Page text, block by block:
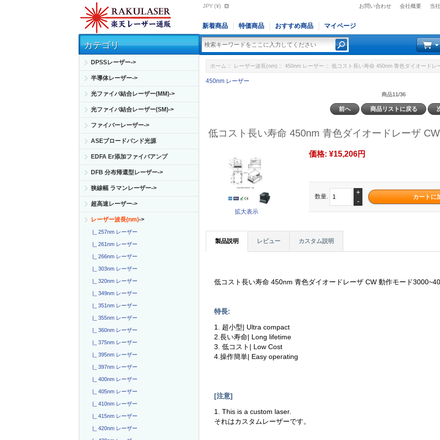
お問い合わせ 会社概要 当
JPY (¥)
新着商品 特価商品 おすすめ商品 マイページ
カテゴリ
DPSSレーザー->
半導体レーザー->
光ファイバ結合レーザー(MM)->
光ファイバ結合レーザー(SM)->
ファイバーレーザー->
ASEブロードバンド光源
EDFA Er添加ファイバアンプ
DFB 分布帰還型レーザー->
狭線幅 ラマンレーザー->
超高速レーザー->
レーザー波長(nm)->
|_ 257nm レーザー
|_ 261nm レーザー
|_ 266nm レーザー
|_ 303nm レーザー
|_ 320nm レーザー
|_ 349nm レーザー
|_ 351nm レーザー
|_ 355nm レーザー
|_ 360nm レーザー
|_ 375nm レーザー
|_ 395nm レーザー
|_ 397nm レーザー
|_ 400nm レーザー
|_ 405nm レーザー
|_ 410nm レーザー
|_ 415nm レーザー
|_ 420nm レーザー
ホーム :: レーザー波長(nm) ::450nm レーザー :: 低コスト長い寿命 450nm 青色ダイオードレ
450nm レーザー
商品11/36
前へ 商品リストに戻る
低コスト長い寿命 450nm 青色ダイオードレーザ
拡大表示
価格:¥15,206円
数量.
+
-
製品説明 レビュー カスタム説明
低コスト長い寿命 450nm 青色ダイオードレーザ CW 動作モード
特長:
1. 超小型| Ultra compact
2.長い寿命| Long lifetime
3. 低コスト| Low Cost
4.操作簡単| Easy operating
[注意]
1. This is a custom laser.
それはカスタムレーザーです。